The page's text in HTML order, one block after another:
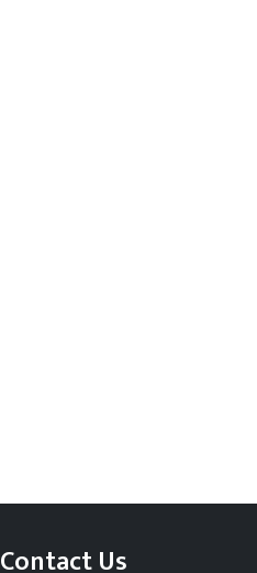
Contact Us